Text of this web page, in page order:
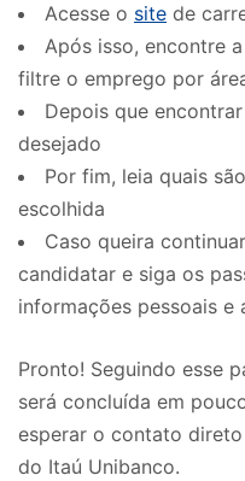
Acesse o site de
Após isso, encontre
filtre o emprego por
Depois que
desejado
Por fim, leia quais
escolhida
Caso queira
candidatar e siga os
informações pessoais e
Pronto! Seguindo esse
será concluída em
esperar o contato
do Itaú Unibanco.